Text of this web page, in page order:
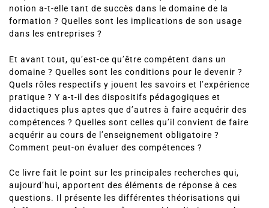
notion a-t-elle tant de succès dans le domaine de la
formation ? Quelles sont les implications de son usage
dans les entreprises ?
Et avant tout, qu’est-ce qu’être compétent dans un
domaine ? Quelles sont les conditions pour le devenir ?
Quels rôles respectifs y jouent les savoirs et l’expérience
pratique ? Y a-t-il des dispositifs pédagogiques et
didactiques plus aptes que d’autres à faire acquérir des
compétences ? Quelles sont celles qu’il convient de faire
acquérir au cours de l’enseignement obligatoire ?
Comment peut-on évaluer des compétences ?
Ce livre fait le point sur les principales recherches qui,
aujourd’hui, apportent des éléments de réponse à ces
questions. Il présente les différentes théorisations qui